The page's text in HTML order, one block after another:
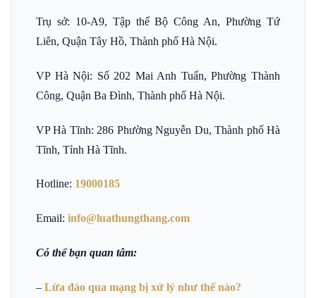
Trụ sở: 10-A9, Tập thể Bộ Công An, Phường Tứ
Liên, Quận Tây Hồ, Thành phố Hà Nội.
VP Hà Nội: Số 202 Mai Anh Tuấn, Phường Thành
Công, Quận Ba Đình, Thành phố Hà Nội.
VP Hà Tĩnh: 286 Phường Nguyễn Du, Thành phố Hà
Tĩnh, Tỉnh Hà Tĩnh.
Hotline: 19000185
Email: info@luathungthang.com
Có thể bạn quan tâm:
– Lừa đảo qua mạng bị xử lý như thế nào?